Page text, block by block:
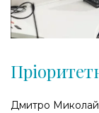
Дмитро